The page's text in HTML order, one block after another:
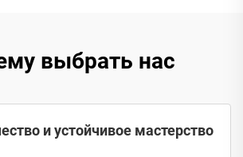
выбрать нас
и устойчивое мастерство